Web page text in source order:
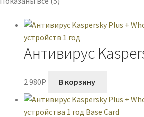
Антивирус
2 980P В корзину